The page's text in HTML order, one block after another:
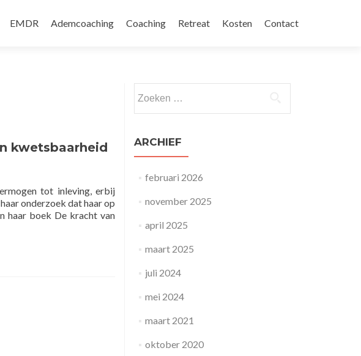
EMDR Ademcoaching Coaching Retreat Kosten Contact
kwetsbaarheid
tot inleving, erbij
onderzoek dat haar op
haar boek De kracht van
ARCHIEF
februari 2026
november 2025
april 2025
maart 2025
juli 2024
mei 2024
maart 2021
oktober 2020